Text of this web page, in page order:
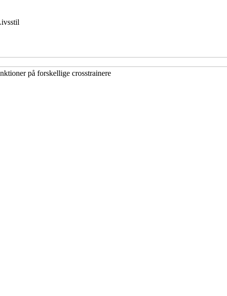
på forskellige crosstrainere